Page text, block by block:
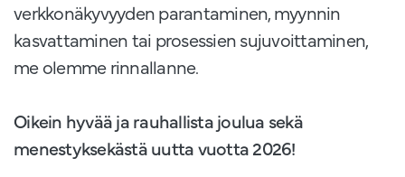
verkkonäkyvyyden parantaminen, myynnin
kasvattaminen tai prosessien sujuvoittaminen,
me olemme rinnallanne.
Oikein hyvää ja rauhallista joulua sekä
menestyksekästä uutta vuotta 2026!